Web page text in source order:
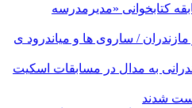
کتابخوانی «مدیرمدرسه
در مازندران / ساروی ها و میاندرود ی
به مدال در مسابقات اسکیت
شدند